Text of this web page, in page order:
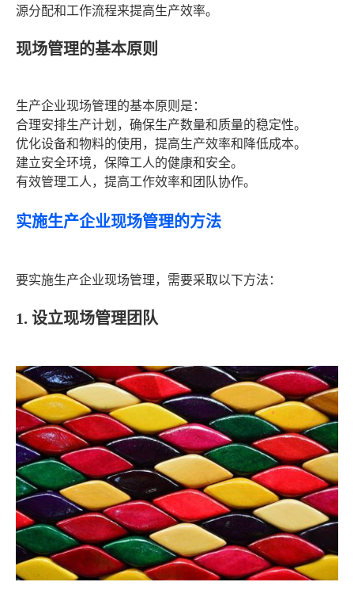
源分配和工作流程来提高生产效率。
现场管理的基本原则
生产企业现场管理的基本原则是：
合理安排生产计划，确保生产数量和质量的稳定性。
优化设备和物料的使用，提高生产效率和降低成本。
建立安全环境，保障工人的健康和安全。
有效管理工人，提高工作效率和团队协作。
实施生产企业现场管理的方法
要实施生产企业现场管理，需要采取以下方法：
1. 设立现场管理团队